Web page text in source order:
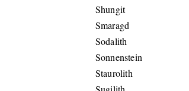
Shungit
Smaragd
Sodalith
Sonnenstein
Staurolith